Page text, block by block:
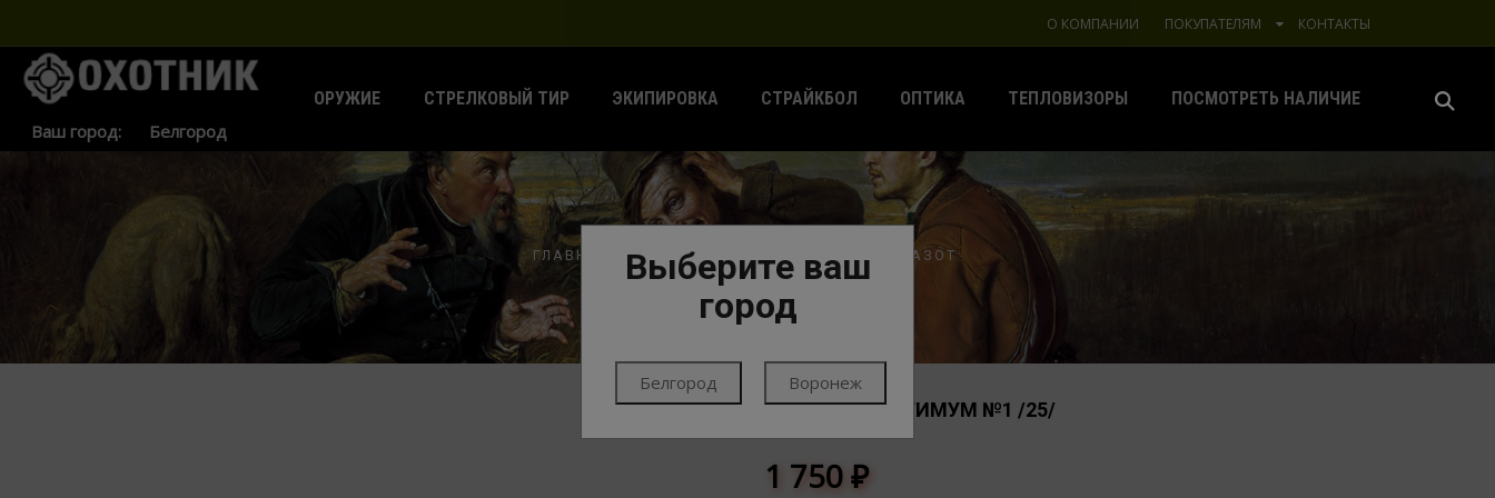
О КОМПАНИИ ПОКУПАТЕЛЯМ КОНТАКТЫ
Ваш город:
ОРУЖИЕ СТРЕЛКОВЫЙ ТИР ЭКИПИРОВКА СТРАЙКБОЛ ОПТИКА ТЕПЛОВИЗОРЫ ПОСМОТРЕТЬ НАЛИЧИЕ
Выберите ваш
город
Белгород Воронеж
ГЛАВНАЯ ПАТРОНЫ АЗОТ
12/70 IGLA-ОПТИМУМ №1 /25/
1 750₽